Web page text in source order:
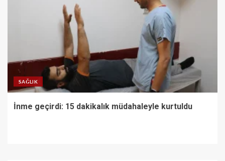
SAĞLIK
İnme geçirdi: 15 dakikalık müdahaleyle kurtuldu